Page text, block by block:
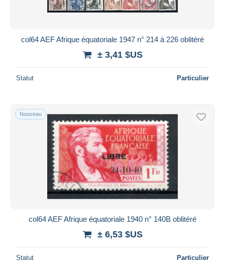
col64 AEF Afrique équatoriale 1947 n° 214 à 226 oblitéré
± 3,41 $US
Statut Particulier
Nouveau
col64 AEF Afrique équatoriale 1940 n° 140B oblitéré
± 6,53 $US
Statut Particulier